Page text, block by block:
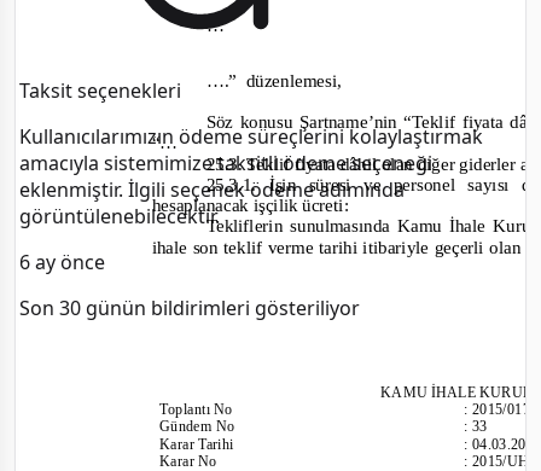
Taksit seçenekleri
Kullanıcılarımızın ödeme süreçlerini kolaylaştırmak
amacıyla sistemimize taksitli ödeme seçeneği
eklenmiştir. İlgili seçenek ödeme adımında
görüntülenebilecektir.
6 ay önce
Son 30 günün bildirimleri gösteriliyor
…
….” düzenlemesi,
Söz konusu Şartname’nin “Teklif fiyata
“…
25.3. Teklif fiyata dâhil olan diğer giderler
25.3.1. İşin süresi ve personel sayısı
hesaplanacak işçilik ücreti:
Tekliflerin sunulmasında Kamu İhale
ihale son teklif verme tarihi itibariyle geçerli olan
KAMU İHALE
ToplantıNo
Gündem No
Karar Tarihi
Karar No
:2015/017
:33
:
:2015/